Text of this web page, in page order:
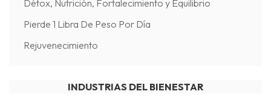
Détox, Nutrición, Fortalecimiento y Equilibrio
Pierde 1 Libra De Peso Por Día
Rejuvenecimiento
INDUSTRIAS DEL BIENESTAR